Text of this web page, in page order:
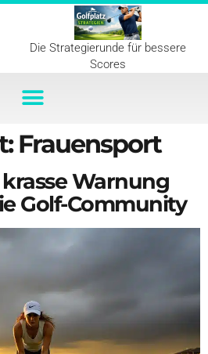
Die Strategierunde für bessere
Scores
Frauensport
Warnung
Golf-Community